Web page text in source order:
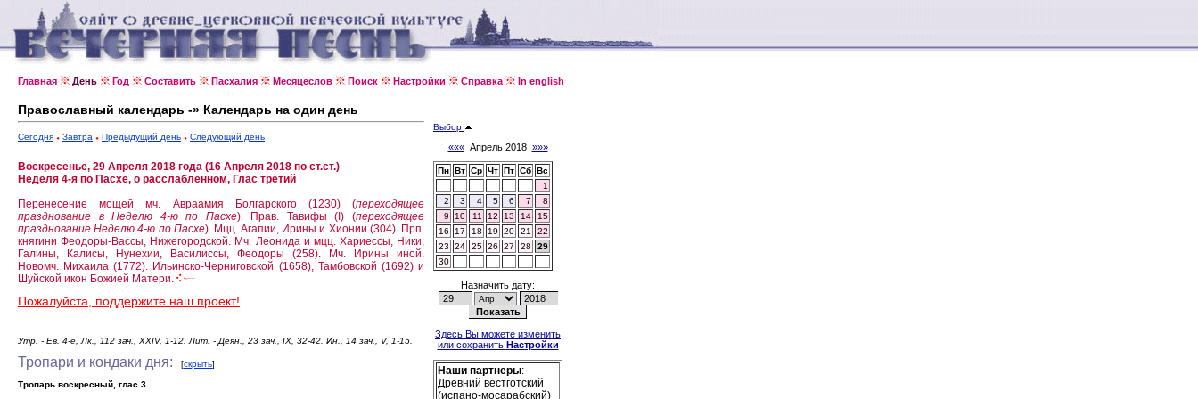
Главная День Год Составить Пасхалия Месяцеслов Поиск Настройки Справка In english
Православный календарь -» Календарь на один день
Сегодня Завтра Предыдущий день Следующий день
Воскресенье, 29 Апреля 2018 года (16 Апреля 2018 по ст.ст.)
Неделя 4-я по Пасхе, о расслабленном, Глас третий
Перенесение мощей мч. Авраамия Болгарского (1230) (переходящее
празднование в Неделю 4-ю по Пасхе). Прав. Тавифы (I) (переходящее
празднование Неделю 4-ю по Пасхе). Мцц. Агапии, Ирины и Хионии (304). Прп.
княгини Феодоры-Вассы, Нижегородской. Мч. Леонида и мцц. Хариессы, Ники,
Галины, Калисы, Нунехии, Василиссы, Феодоры (258).
Мч. Ирины иной.
Новомч. Михаила (1772). Ильинско-Черниговской (1658), Тамбовской (1692) и
Шуйской икон Божией Матери.
Пожалуйста, поддержите наш проект!
Утр. - Ев. 4-е, Лк., 112 зач., XXIV, 1-12. Лит. - Деян., 23 зач., IX, 32-42. Ин., 14 зач., V, 1-15.
Тропари и кондаки дня: [скрыть]
Тропарь воскресный, глас 3.
Выбор
«««Апрель 2018 »»»
Пн Вт Ср Чт Пт Сб Вс
1
2
3 4 5 6 7
8
9
10 11 12 13 14
15
16
17 18 19 20 21
22
23
24 25 26 27 28
29
30
Назначить дату:
Здесь Вы можете изменить
или сохранить Настройки
Наши партнеры:
Древний вестготский
(испано-мосарабский)